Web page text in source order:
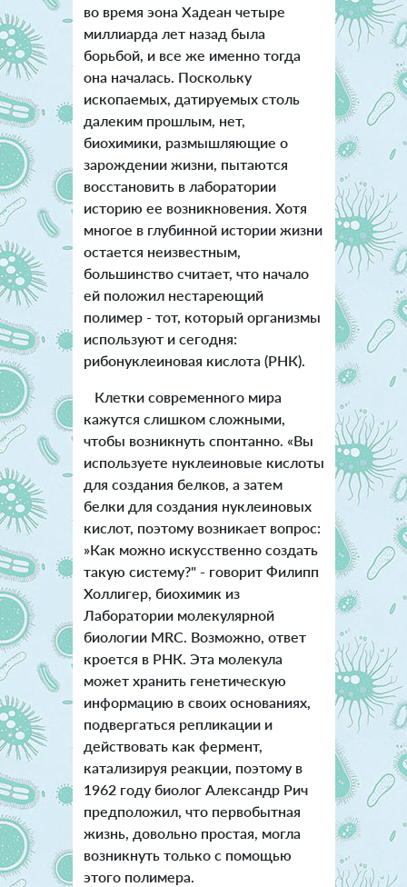
во время эона Хадеан четыре
миллиарда лет назад была
борьбой, и все же именно тогда
она началась. Поскольку
ископаемых, датируемых столь
далеким прошлым, нет,
биохимики, размышляющие о
зарождении жизни, пытаются
восстановить в лаборатории
историю ее возникновения. Хотя
многое в глубинной истории жизни
остается неизвестным,
большинство считает, что начало
ей положил нестареющий
полимер - тот, который организмы
используют и сегодня:
рибонуклеиновая кислота (РНК).
Клетки современного мира
кажутся слишком сложными,
чтобы возникнуть спонтанно. «Вы
используете нуклеиновые кислоты
для создания белков, а затем
белки для создания нуклеиновых
кислот, поэтому возникает вопрос:
»Как можно искусственно создать
такую систему?" - говорит Филипп
Холлигер, биохимик из
Лаборатории молекулярной
биологии MRC. Возможно, ответ
кроется в РНК. Эта молекула
может хранить генетическую
информацию в своих основаниях,
подвергаться репликации и
действовать как фермент,
катализируя реакции, поэтому в
1962 году биолог Александр Рич
предположил, что первобытная
жизнь, довольно простая, могла
возникнуть только с помощью
этого полимера.